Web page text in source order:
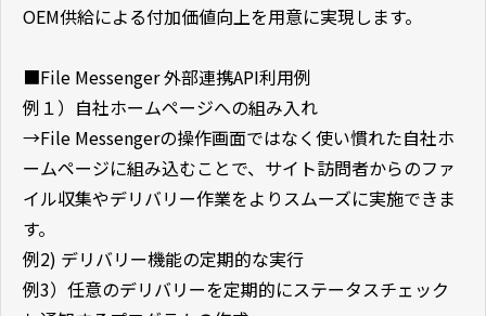
OEM供給による付加価値向上を用意に実現します。
■File Messenger 外部連携API利用例
例１）自社ホームページへの組み入れ
→File Messengerの操作画面ではなく使い慣れた自社ホ
ームページに組み込むことで、サイト訪問者からのファ
イル収集やデリバリー作業をよりスムーズに実施できま
す。
例2) デリバリー機能の定期的な実行
例3）任意のデリバリーを定期的にステータスチェック